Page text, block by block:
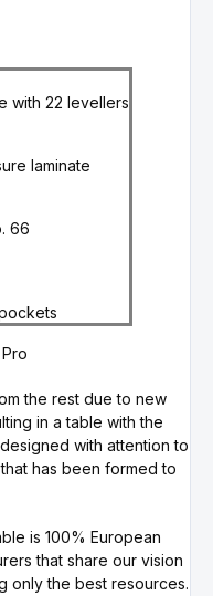
with 22 levellers
laminate
66
the rest due to new
in a table with the
with attention to
has been formed to
is 100% European
that share our vision
only the best resources.